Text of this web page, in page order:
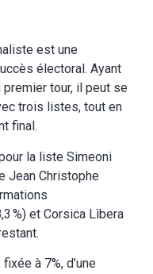
est une
électoral. Ayant
tour, il peut se
trois listes, tout en
final.
la liste Simeoni
Jean Christophe
%) et Corsica Lìbera
à 7%, d’une